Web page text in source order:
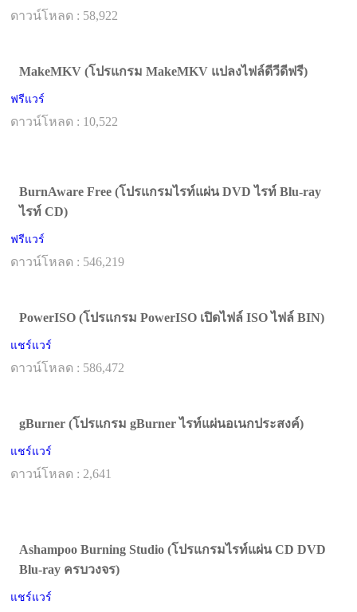
ดาวน์โหลด : 58,922
MakeMKV (โปรแกรม MakeMKV แปลงไฟล์ดีวีดีฟรี)
ฟรีแวร์
ดาวน์โหลด : 10,522
BurnAware Free (โปรแกรมไรท์แผ่น DVD ไรท์ Blu-ray
ไรท์ CD)
ฟรีแวร์
ดาวน์โหลด : 546,219
PowerISO (โปรแกรม PowerISO เปิดไฟล์ ISO ไฟล์ BIN)
แชร์แวร์
ดาวน์โหลด : 586,472
gBurner (โปรแกรม gBurner ไรท์แผ่นอเนกประสงค์)
แชร์แวร์
ดาวน์โหลด : 2,641
Ashampoo Burning Studio (โปรแกรมไรท์แผ่น CD DVD
Blu-ray ครบวงจร)
แชร์แวร์